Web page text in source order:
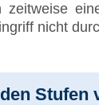
nicht
Stufen